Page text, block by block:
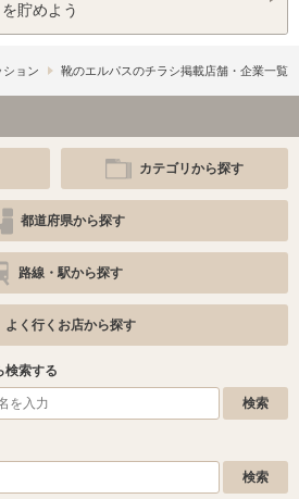
貯めよう
ション 靴のエルパスのチラシ掲載店舗・企業一覧
カテゴリから探す
都道府県から探す
路線・駅から探す
よく行くお店から探す
検索する